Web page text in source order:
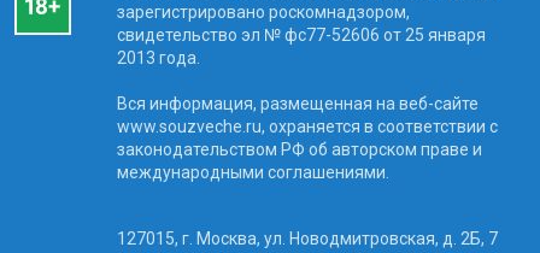
зарегистрировано роскомнадзором,
свидетельство эл № фc77-52606 от 25 января
2013 года.
Вся информация, размещенная на веб-сайте
www.souzveche.ru, охраняется в соответствии с
законодательством РФ об авторском праве и
международными соглашениями.
127015, г. Москва, ул. Новодмитровская, д. 2Б, 7